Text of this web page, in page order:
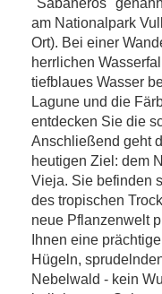
"Sabaneros"
am Nationalpark
Ort). Bei einer
herrlichen
tiefblaues Wasser
Lagune und die
entdecken Sie die
Anschließend geht
heutigen Ziel: dem
Vieja. Sie befinden
des tropischen
neue Pflanzenwelt
Ihnen eine
Hügeln,
Nebelwald - kein